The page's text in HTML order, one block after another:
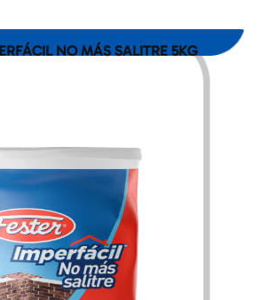
NO MÁS SALITRE 5KG